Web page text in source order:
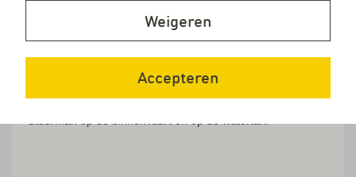
Casper (22), jongste schipper van de
watertaxi
Stuurman op de binnenvaart én op de watertaxi
Weigeren
Accepteren